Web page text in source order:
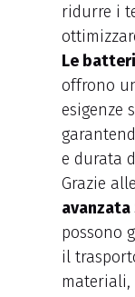
ridurre i
Le
offrono
esigenze
e durata
Grazie alle
avanzata
possono
il